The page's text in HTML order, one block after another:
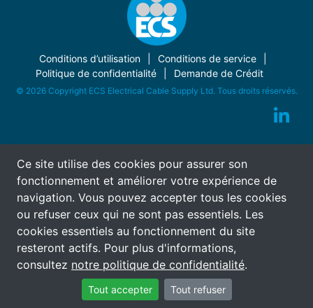
Ce site utilise des cookies pour assurer son
fonctionnement et améliorer votre expérience de
navigation. Vous pouvez accepter tous les cookies
ou refuser ceux qui ne sont pas essentiels. Les
cookies essentiels au fonctionnement du site
resteront actifs. Pour plus d'informations,
consultez notre politique de confidentialité.
Tout accepter Tout refuser
Conditions d’utilisation
Conditions de service
Politique de confidentialité
Demande de Crédit
© 2026 Copyright ECS Electrical Cable Supply Ltd. Tous droits réservés.